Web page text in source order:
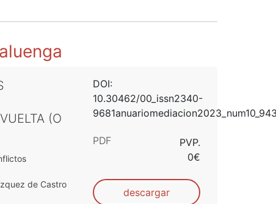
(O
de Castro
DOI:
10.30462/00_issn2340-
PDF
PVP.
0€
descargar